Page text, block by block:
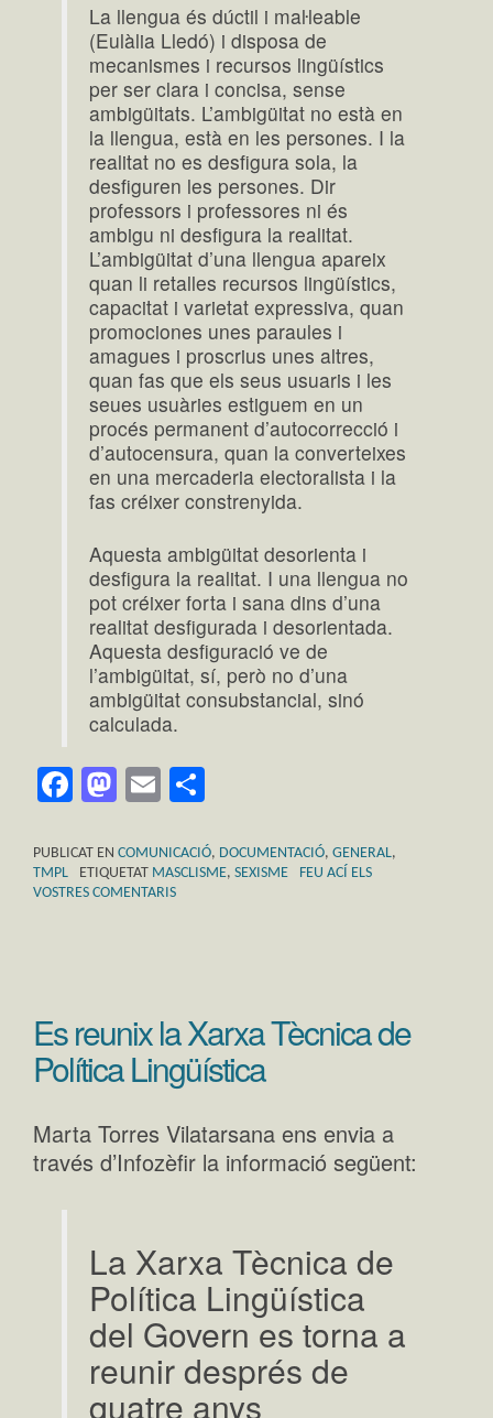
La llengua és dúctil i maŀleable
(Eulàlia Lledó) i disposa de
mecanismes i recursos lingüístics
per ser clara i concisa, sense
ambigüitats. L’ambigüitat no està en
la llengua, està en les persones. I la
realitat no es desfigura sola, la
desfiguren les persones. Dir
professors i professores ni és
ambigu ni desfigura la realitat.
L’ambigüitat d’una llengua apareix
quan li retalles recursos lingüístics,
capacitat i varietat expressiva, quan
promociones unes paraules i
amagues i proscrius unes altres,
quan fas que els seus usuaris i les
seues usuàries estiguem en un
procés permanent d’autocorrecció i
d’autocensura, quan la converteixes
en una mercaderia electoralista i la
fas créixer constrenyida.
Aquesta ambigüitat desorienta i
desfigura la realitat. I una llengua no
pot créixer forta i sana dins d’una
realitat desfigurada i desorientada.
Aquesta desfiguració ve de
l’ambigüitat, sí, però no d’una
ambigüitat consubstancial, sinó
calculada.
Facebook
Mastodon
Email
PUBLICAT EN COMUNICACIÓ, DOCUMENTACIÓ, GENERAL,
TMPL
ETIQUETAT MASCLISME, SEXISME
FEU ACÍ ELS
VOSTRES COMENTARIS
Es reunix la Xarxa Tècnica de
Política Lingüística
Marta Torres Vilatarsana ens envia a
través d’Infozèfir la informació següent:
La Xarxa Tècnica de
Política Lingüística
del Govern es torna a
reunir després de
quatre anys